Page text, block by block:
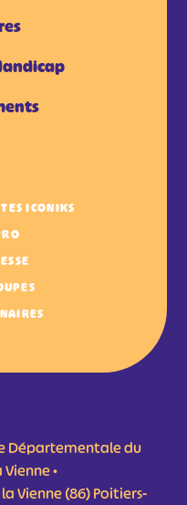
ICONIKS
Départementale du
•
Vienne (86) Poitiers-